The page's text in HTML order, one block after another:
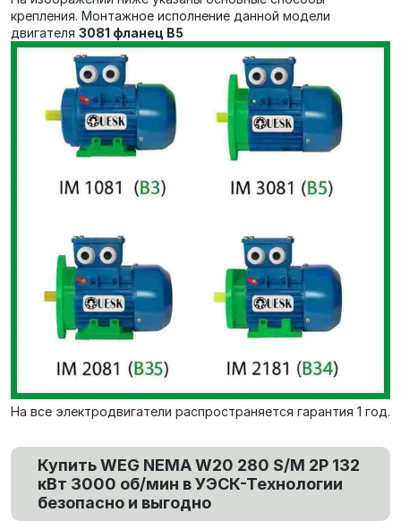
крепления. Монтажное исполнение данной модели
двигателя 3081 фланец В5
На все электродвигатели распространяется гарантия 1 год.
Купить WEG NEMA W20 280 S/M 2P 132
кВт 3000 об/мин в УЭСК-Технологии
безопасно и выгодно